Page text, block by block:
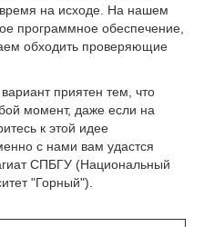
на исходе. На нашем
программное обеспечение,
обходить проверяющие
приятен тем, что
момент, даже если на
к этой идее
с нами вам удастся
СПБГУ (Национальный
"Горный").